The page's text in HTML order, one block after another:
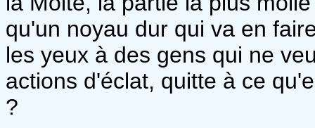
qu'un noyau dur qui va en
les yeux à des gens qui ne
actions d'éclat, quitte à ce
?